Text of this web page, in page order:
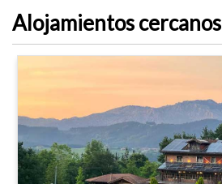
Alojamientos cercanos